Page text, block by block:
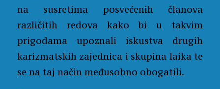
na susretima posvećenih članova
različitih redova kako bi u takvim
prigodama upoznali iskustva drugih
karizmatskih zajednica i skupina laika te
se na taj način međusobno obogatili.